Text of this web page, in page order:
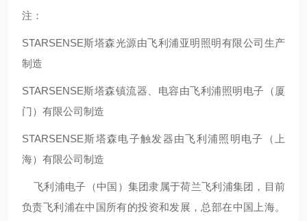
注：
STARSENSE斯塔森光源由飞利浦亚明照明有限公司生产
制造
STARSENSE斯塔森镇流器、电容由飞利浦照明电子（厦
门）有限公司制造
STARSENSE斯塔森电子触发器由飞利浦照明电子（上
海）有限公司制造
飞利浦电子（中国）集团隶属于荷兰飞利浦集团，目前
负责飞利浦在中国所有的投资和发展，总部在中国上海。